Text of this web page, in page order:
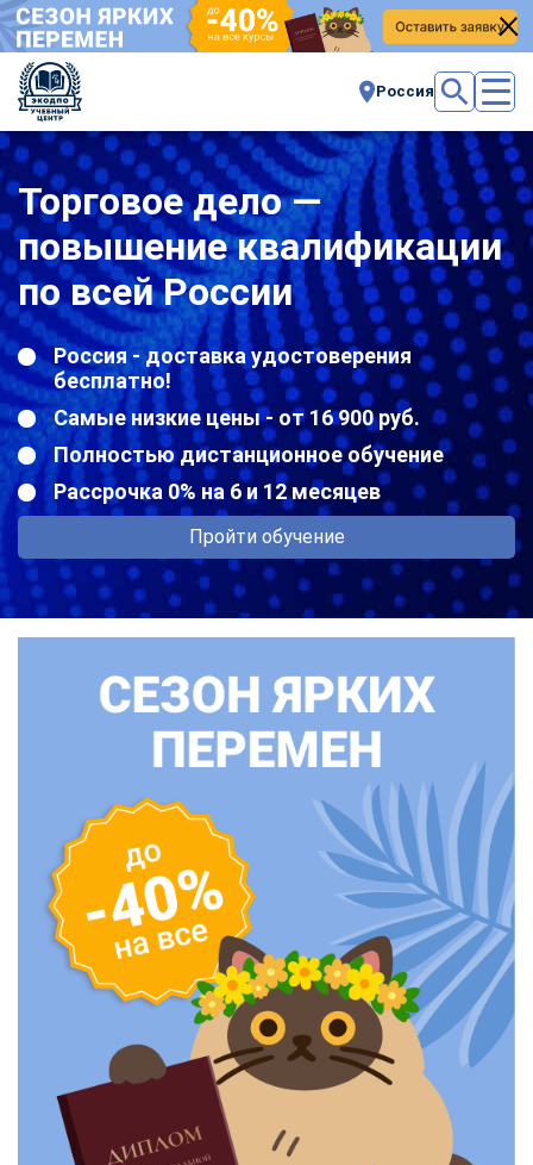
Россия
Торговое дело —
повышение квалификации
по всей России
Россия - доставка удостоверения
бесплатно!
Самые низкие цены - от 16 900 руб.
Полностью дистанционное обучение
Рассрочка 0% на 6 и 12 месяцев
Пройти обучение